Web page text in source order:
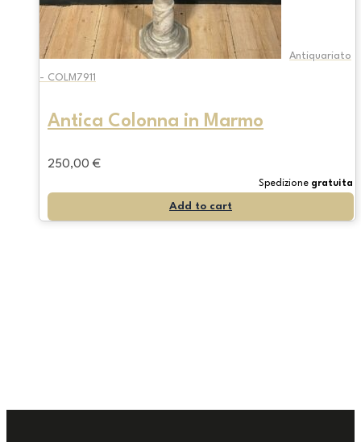
Antiquariato
- COLM7911
Antica Colonna in Marmo
250,00 €
Spedizione gratuita
Add to cart